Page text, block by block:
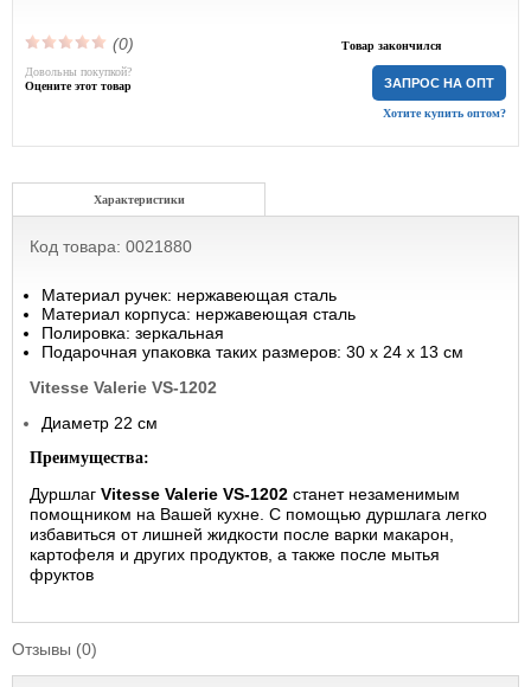
(0) Товар закончился
ЗАПРОС НА ОПТ
Хотите купить оптом?
Довольны покупкой?
Оцените этот товар
Характеристики
Код товара: 0021880
Материал ручек: нержавеющая сталь
Материал корпуса: нержавеющая сталь
Полировка: зеркальная
Подарочная упаковка таких размеров: 30 х 24 х 13 см
Vitesse Valerie VS-1202
Диаметр 22 см
Преимущества:
Дуршлаг Vitesse Valerie VS-1202 станет незаменимым
помощником на Вашей кухне. С помощью дуршлага легко
избавиться от лишней жидкости после варки макарон,
картофеля и других продуктов, а также после мытья
фруктов
Отзывы (0)